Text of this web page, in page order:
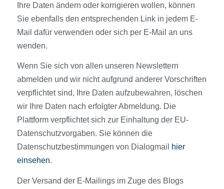
Ihre Daten ändern oder korrigieren wollen, können
Sie ebenfalls den entsprechenden Link in jedem E-
Mail dafür verwenden oder sich per E-Mail an uns
wenden.
Wenn Sie sich von allen unseren Newslettern
abmelden und wir nicht aufgrund anderer Vorschriften
verpflichtet sind, Ihre Daten aufzubewahren, löschen
wir Ihre Daten nach erfolgter Abmeldung. Die
Plattform verpflichtet sich zur Einhaltung der EU-
Datenschutzvorgaben. Sie können die
Datenschutzbestimmungen von Dialogmail
hier
einsehen.
Der Versand der E-Mailings im Zuge des Blogs